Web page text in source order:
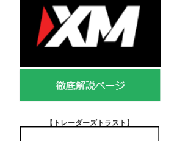
【トレーダーズトラスト 】